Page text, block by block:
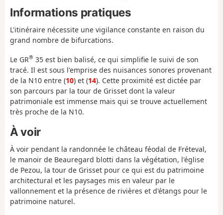
Informations pratiques
L'itinéraire nécessite une vigilance constante en raison du
grand nombre de bifurcations.
Le GR® 35 est bien balisé, ce qui simplifie le suivi de son
tracé. Il est sous l'emprise des nuisances sonores provenant
de la N10 entre (10) et (14). Cette proximité est dictée par
son parcours par la tour de Grisset dont la valeur
patrimoniale est immense mais qui se trouve actuellement
très proche de la N10.
À voir
À voir pendant la randonnée le château féodal de Fréteval,
le manoir de Beauregard blotti dans la végétation, l'église
de Pezou, la tour de Grisset pour ce qui est du patrimoine
architectural et les paysages mis en valeur par le
vallonnement et la présence de rivières et d'étangs pour le
patrimoine naturel.